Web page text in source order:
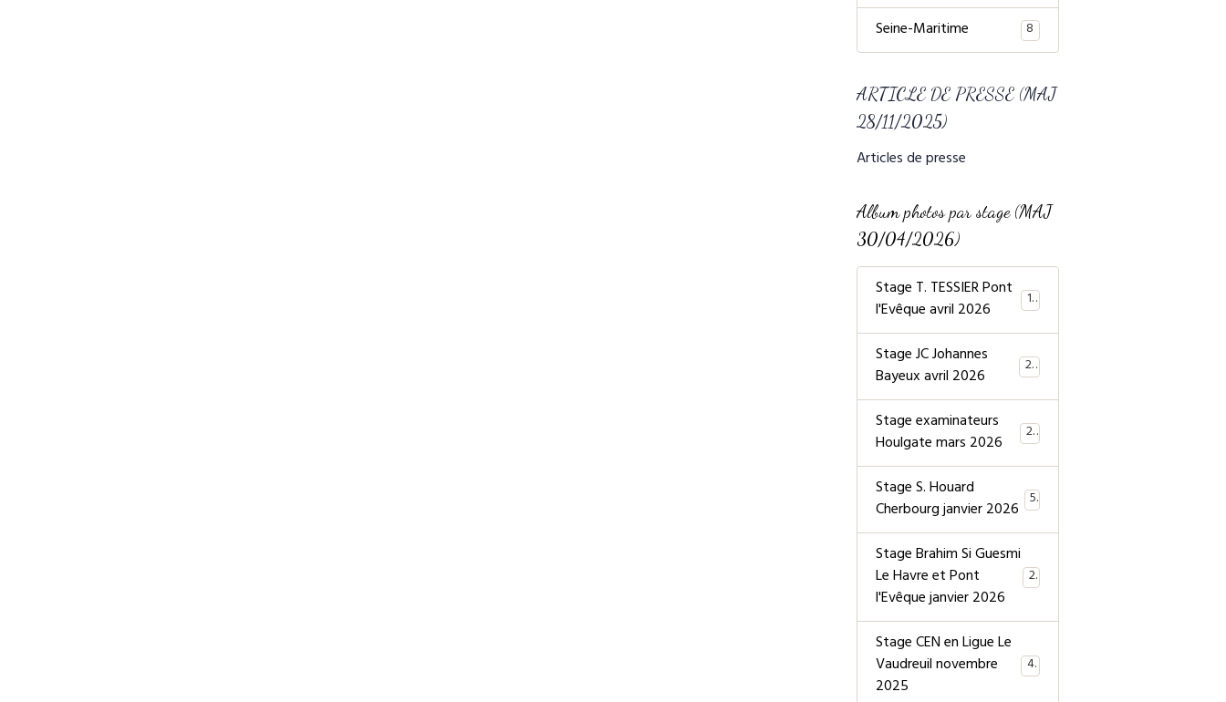
Seine-Maritime 8
ARTICLE DE PRESSE (MAJ
28/11/2025)
Articles de presse
Album photos par stage (MAJ
30/04/2026)
Stage T. TESSIER Pont
l'Evêque avril 2026
19
Stage JC Johannes
Bayeux avril 2026
20
Stage examinateurs
Houlgate mars 2026
20
Stage S. Houard
Cherbourg janvier 2026
5
Stage Brahim Si Guesmi
Le Havre et Pont
l'Evêque janvier 2026
28
Stage CEN en Ligue Le
Vaudreuil novembre
2025
40